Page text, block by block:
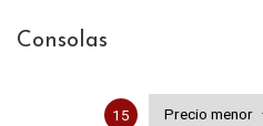
Consolas
15